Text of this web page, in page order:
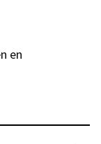
en